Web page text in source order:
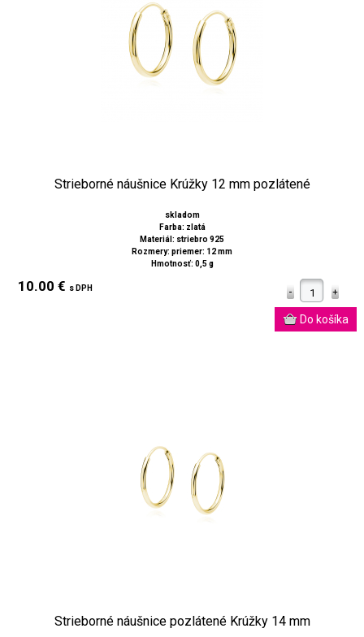
Strieborné náušnice Krúžky 12 mm pozlátené
skladom
Farba: zlatá
Materiál: striebro 925
Rozmery: priemer: 12 mm
Hmotnosť: 0,5 g
10.00 € s DPH
Strieborné náušnice pozlátené Krúžky 14 mm